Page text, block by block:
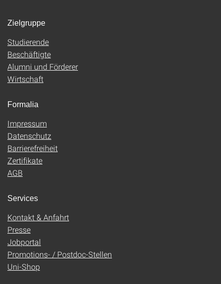
Zielgruppe
Studierende
Beschäftigte
Alumni und Förderer
Wirtschaft
Formalia
Impressum
Datenschutz
Barrierefreiheit
Zertifikate
AGB
Services
Kontakt & Anfahrt
Presse
Jobportal
Promotions- / Postdoc-Stellen
Uni-Shop